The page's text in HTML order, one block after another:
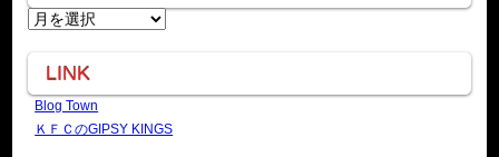
アーカイブ
LINK
Blog Town
ＫＦＣのGIPSY KINGS